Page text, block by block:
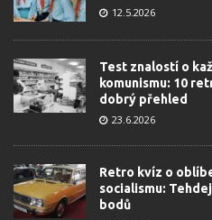
12.5.2026
Test znalostí o
komunismu: 10
dobrý přehled
23.6.2026
Retro kvíz o
socialismu:
bodů